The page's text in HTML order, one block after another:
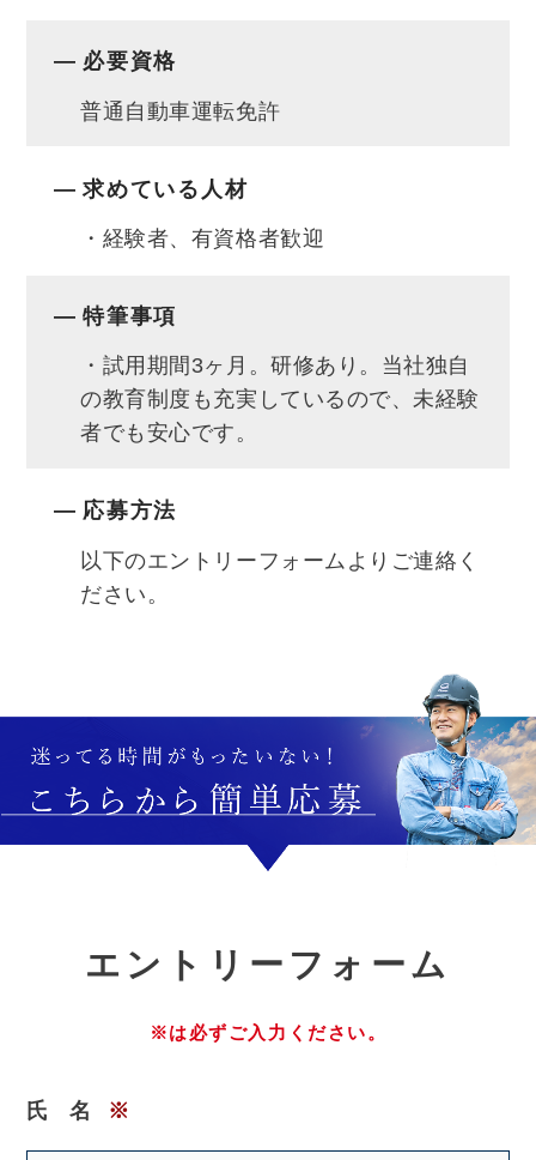
必要資格
普通自動車運転免許
求めている人材
・経験者、有資格者歓迎
特筆事項
・試用期間3ヶ月。研修あり。当社独自
の教育制度も充実しているので、未経験
者でも安心です。
応募方法
以下のエントリーフォームよりご連絡く
ださい。
エ ントリーフォーム
※は必ずご入力ください。
氏名 ※